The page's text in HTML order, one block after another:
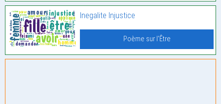
Inegalite Injustice
Poème sur l'Être